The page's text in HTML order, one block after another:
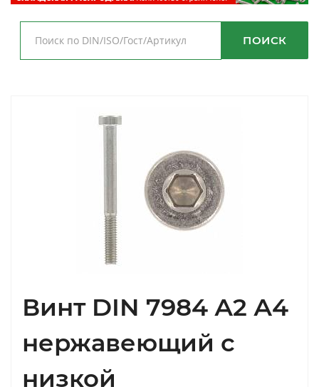
ПОИСК
Винт DIN 7984 А2 А4
нержавеющий с
низкой